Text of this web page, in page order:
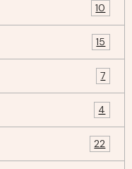
10
15
7
4
22